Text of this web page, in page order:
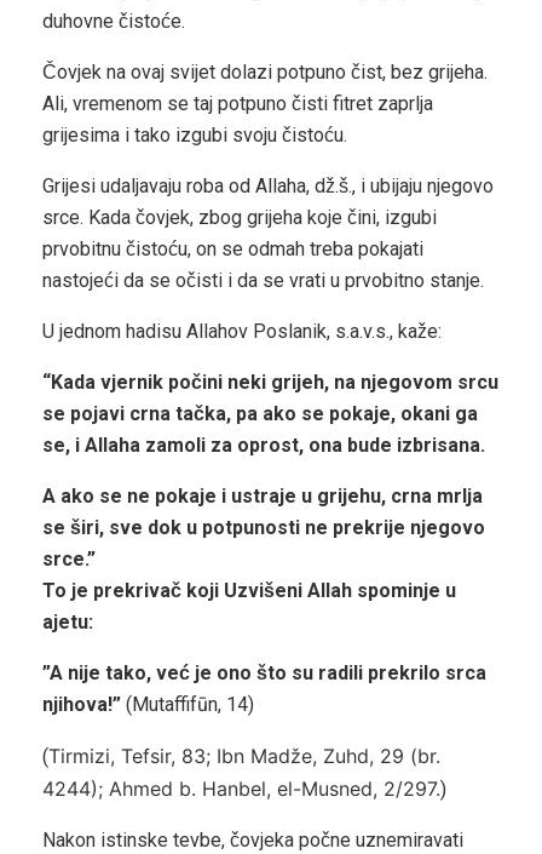
duhovne čistoće.
Čovjek na ovaj svijet dolazi potpuno čist, bez grijeha.
Ali, vremenom se taj potpuno čisti fitret zaprlja
grijesima i tako izgubi svoju čistoću.
Grijesi udaljavaju roba od Allaha, dž.š., i ubijaju njegovo
srce. Kada čovjek, zbog grijeha koje čini, izgubi
prvobitnu čistoću, on se odmah treba pokajati
nastojeći da se očisti i da se vrati u prvobitno stanje.
U jednom hadisu Allahov Poslanik, s.a.v.s., kaže:
“Kada vjernik počini neki grijeh, na njegovom srcu
se pojavi crna tačka, pa ako se pokaje, okani ga
se, i Allaha zamoli za oprost, ona bude izbrisana.
A ako se ne pokaje i ustraje u grijehu, crna mrlja
se širi, sve dok u potpunosti ne prekrije njegovo
srce.”
To je prekrivač koji Uzvišeni Allah spominje u
ajetu:
”A nije tako, već je ono što su radili prekrilo srca
njihova!” (Mutaffifūn, 14)
(Tirmizi, Tefsir, 83; Ibn Madže, Zuhd, 29 (br.
4244); Ahmed b. Hanbel, el-Musned, 2/297.)
Nakon istinske tevbe, čovjeka počne uznemiravati